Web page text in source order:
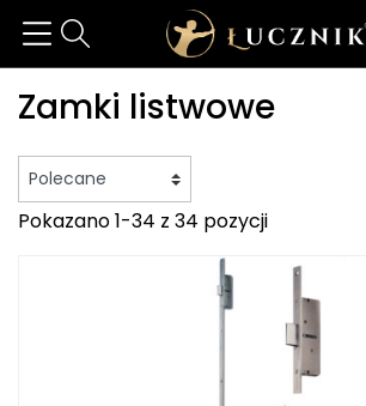
Zamki listwowe
Pokazano 1-34 z 34 pozycji